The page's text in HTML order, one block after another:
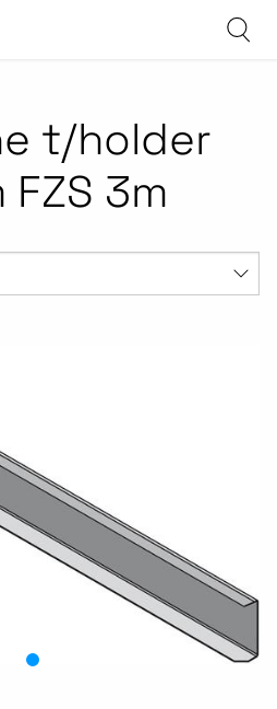
t/holder
FZS 3m